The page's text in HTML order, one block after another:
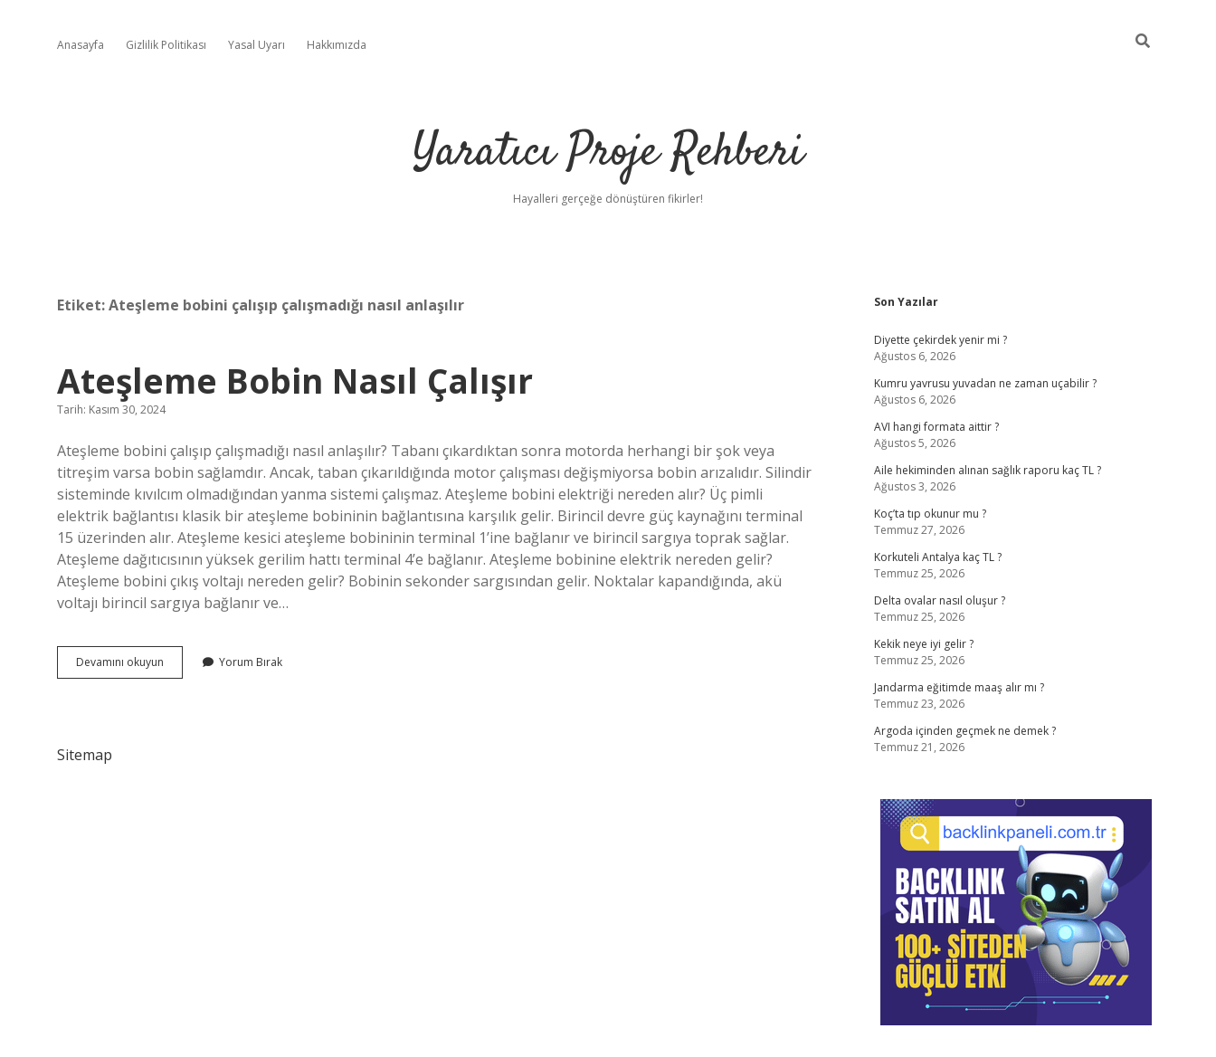
Anasayfa Gizlilik Politikası Yasal Uyarı Hakkımızda
Yaratıcı Proje Rehberi
Hayalleri gerçeğe dönüştüren fikirler!
Etiket:Ateşleme bobini çalışıp çalışmadığı nasıl anlaşılır
Ateşleme Bobin Nasıl Çalışır
Tarih: Kasım 30, 2024
Ateşleme bobini çalışıp çalışmadığı nasıl anlaşılır? Tabanı çıkardıktan sonra motorda herhangi bir şok veya
titreşim varsa bobin sağlamdır. Ancak, taban çıkarıldığında motor çalışması değişmiyorsa bobin arızalıdır. Silindir
sisteminde kıvılcım olmadığından yanma sistemi çalışmaz. Ateşleme bobini elektriği nereden alır? Üç pimli
elektrik bağlantısı klasik bir ateşleme bobininin bağlantısına karşılık gelir. Birincil devre güç kaynağını terminal
15 üzerinden alır. Ateşleme kesici ateşleme bobininin terminal 1’ine bağlanır ve birincil sargıya toprak sağlar.
Ateşleme dağıtıcısının yüksek gerilim hattı terminal 4’e bağlanır. Ateşleme bobinine elektrik nereden gelir?
Ateşleme bobini çıkış voltajı nereden gelir? Bobinin sekonder sargısından gelir. Noktalar kapandığında, akü
voltajı birincil sargıya bağlanır ve…
Devamını okuyun Ateşleme
Bobin
Yorum Bırak
Sitemap
Sidebar
Son Yazılar
Diyette çekirdek yenir mi ?
Ağustos 6, 2026
Kumru yavrusu yuvadan ne zaman uçabilir ?
Ağustos 6, 2026
AVI hangi formata aittir ?
Ağustos 5, 2026
Aile hekiminden alınan sağlık raporu kaç TL ?
Ağustos 3, 2026
Koç’ta tıp okunur mu ?
Temmuz 27, 2026
Korkuteli Antalya kaç TL ?
Temmuz 25, 2026
Delta ovalar nasıl oluşur ?
Temmuz 25, 2026
Kekik neye iyi gelir ?
Temmuz 25, 2026
Jandarma eğitimde maaş alır mı ?
Temmuz 23, 2026
Argoda içinden geçmek ne demek ?
Temmuz 21, 2026